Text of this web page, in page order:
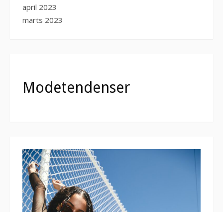
april 2023
marts 2023
Modetendenser